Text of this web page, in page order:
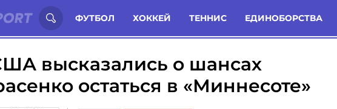
ФУТБОЛ ХОККЕЙ ТЕННИС ЕДИНОБОРСТВА
о спорте России: Статьи Комменты Новости
высказались о шансах
остаться в «Миннесоте»